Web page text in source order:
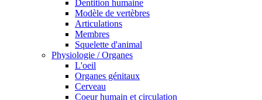
Dentition humaine
Modèle de vertèbres
Articulations
Membres
Squelette d'animal
Physiologie / Organes
L'oeil
Organes génitaux
Cerveau
Coeur humain et circulation